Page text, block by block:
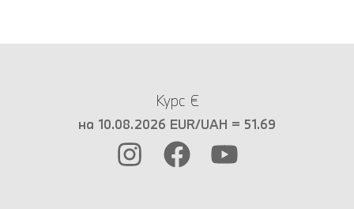
Курс €
на 10.08.2026 EUR/UAH = 51.69